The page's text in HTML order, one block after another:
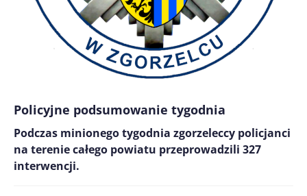
Policyjne podsumowanie tygodnia
Podczas minionego tygodnia zgorzeleccy policjanci
na terenie całego powiatu przeprowadzili 327
interwencji.